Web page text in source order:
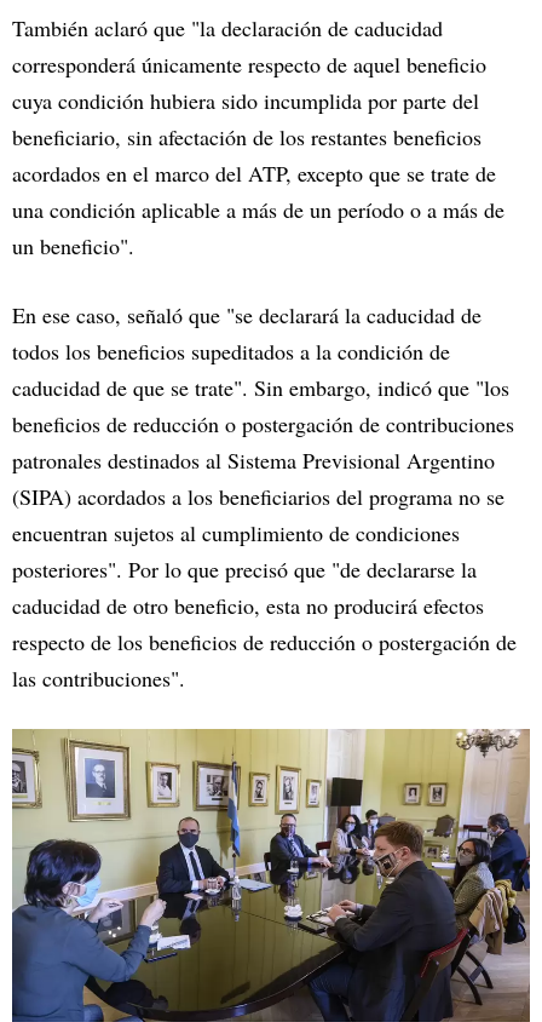
También aclaró que "la declaración de caducidad
corresponderá únicamente respecto de aquel beneficio
cuya condición hubiera sido incumplida por parte del
beneficiario, sin afectación de los restantes beneficios
acordados en el marco del ATP, excepto que se trate de
una condición aplicable a más de un período o a más de
un beneficio".
En ese caso, señaló que "se declarará la caducidad de
todos los beneficios supeditados a la condición de
caducidad de que se trate". Sin embargo, indicó que "los
beneficios de reducción o postergación de contribuciones
patronales destinados al Sistema Previsional Argentino
(SIPA) acordados a los beneficiarios del programa no se
encuentran sujetos al cumplimiento de condiciones
posteriores". Por lo que precisó que "de declararse la
caducidad de otro beneficio, esta no producirá efectos
respecto de los beneficios de reducción o postergación de
las contribuciones".